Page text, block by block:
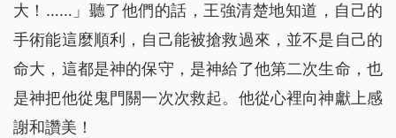
大！……」聽了他們的話，王強清楚地知道，自己的
手術能這麼順利，自己能被搶救過來，並不是自己的
命大，這都是神的保守，是神給了他第二次生命，也
是神把他從鬼門關一次次救起。他從心裡向神獻上感
謝和讚美！